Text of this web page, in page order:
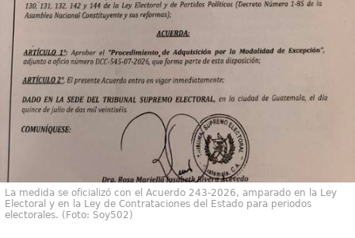
La medida se oficializó con el Acuerdo 243-2026, amparado en la Ley
Electoral y en la Ley de Contrataciones del Estado para periodos
electorales. (Foto: Soy502)